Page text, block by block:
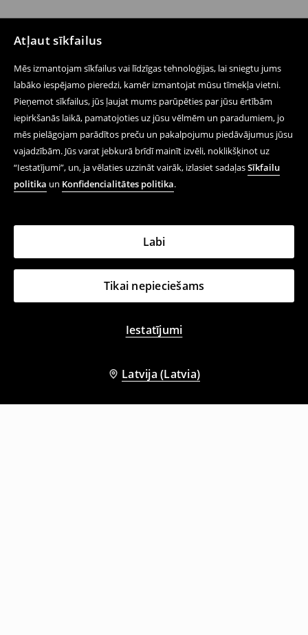
Atļaut sīkfailus
Mēs izmantojam sīkfailus vai līdzīgas tehnoloģijas, lai sniegtu jums
labāko iespējamo pieredzi, kamēr izmantojat mūsu tīmekļa vietni.
Pieņemot sīkfailus, jūs ļaujat mums parūpēties par jūsu ērtībām
iepirkšanās laikā, pamatojoties uz jūsu vēlmēm un paradumiem, jo
mēs pielāgojam parādītos preču un pakalpojumu piedāvājumus jūsu
vajadzībām. Jūs varat jebkurā brīdī mainīt izvēli, noklikšķinot uz
“Iestatījumi”, un, ja vēlaties uzzināt vairāk, izlasiet sadaļasSīkfailu
politika un Konfidencialitātes politika.
Tikai nepieciešams
Iestatījumi
Labi
Latvija (Latvia)